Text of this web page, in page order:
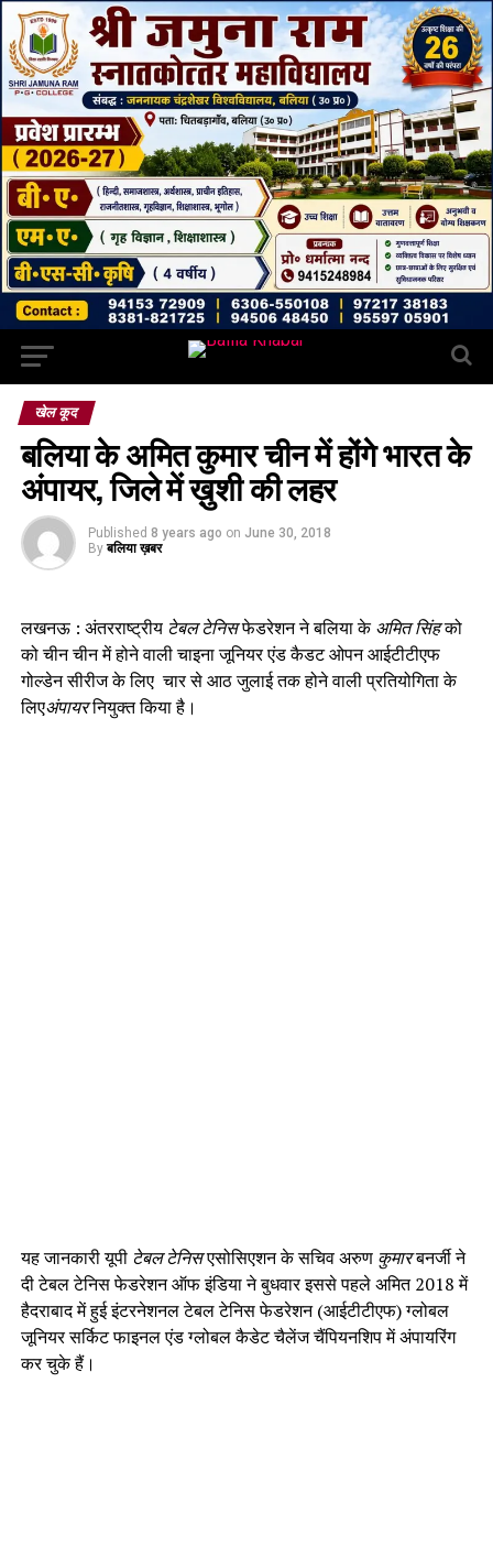
खेल कूद
बलिया के अमित कुमार चीन में होंगे भारत के
अंपायर, जिले में ख़ुशी की लहर
Published 8 years ago on June 30, 2018
By बलिया ख़बर
लखनऊ : अंतरराष्ट्रीय टेबल टेनिसफेडरेशन ने बलिया केअमित सिंहको
को चीन चीन में होने वाली चाइना जूनियर एंड कैडट ओपन आईटीटीएफ
गोल्डेन सीरीज के लिए चार से आठ जुलाई तक होने वाली प्रतियोगिता के
लिएअंपायरनियुक्त किया है।
यह जानकारी यूपी टेबल टेनिसएसोसिएशन के सचिव अरुण कुमारबनर्जी ने
दी टेबल टेनिस फेडरेशन ऑफ इंडिया ने बुधवार इससे पहले अमित 2018 में
हैदराबाद में हुई इंटरनेशनल टेबल टेनिस फेडरेशन (आईटीटीएफ) ग्लोबल
जूनियर सर्किट फाइनल एंड ग्लोबल कैडेट चैलेंज चैंपियनशिप में अंपायरिंग
कर चुके हैं।